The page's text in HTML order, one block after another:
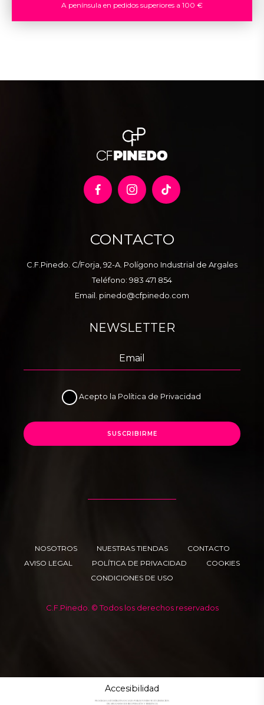
A península en pedidos superiores a 100 €
CONTACTO
C.F.Pinedo. C/Forja, 92-A. Polígono Industrial de Argales
Teléfono: 983 471 854
Email. pinedo@cfpinedo.com
NEWSLETTER
Acepto la Política de Privacidad
SUSCRIBIRME
NOSOTROS NUESTRAS TIENDAS
CONTACTO
AVISO LEGAL
POLÍTICA DE PRIVACIDAD
COOKIES
CONDICIONES DE USO
C.F.Pinedo. © Todos los derechos reservados
Accesibilidad